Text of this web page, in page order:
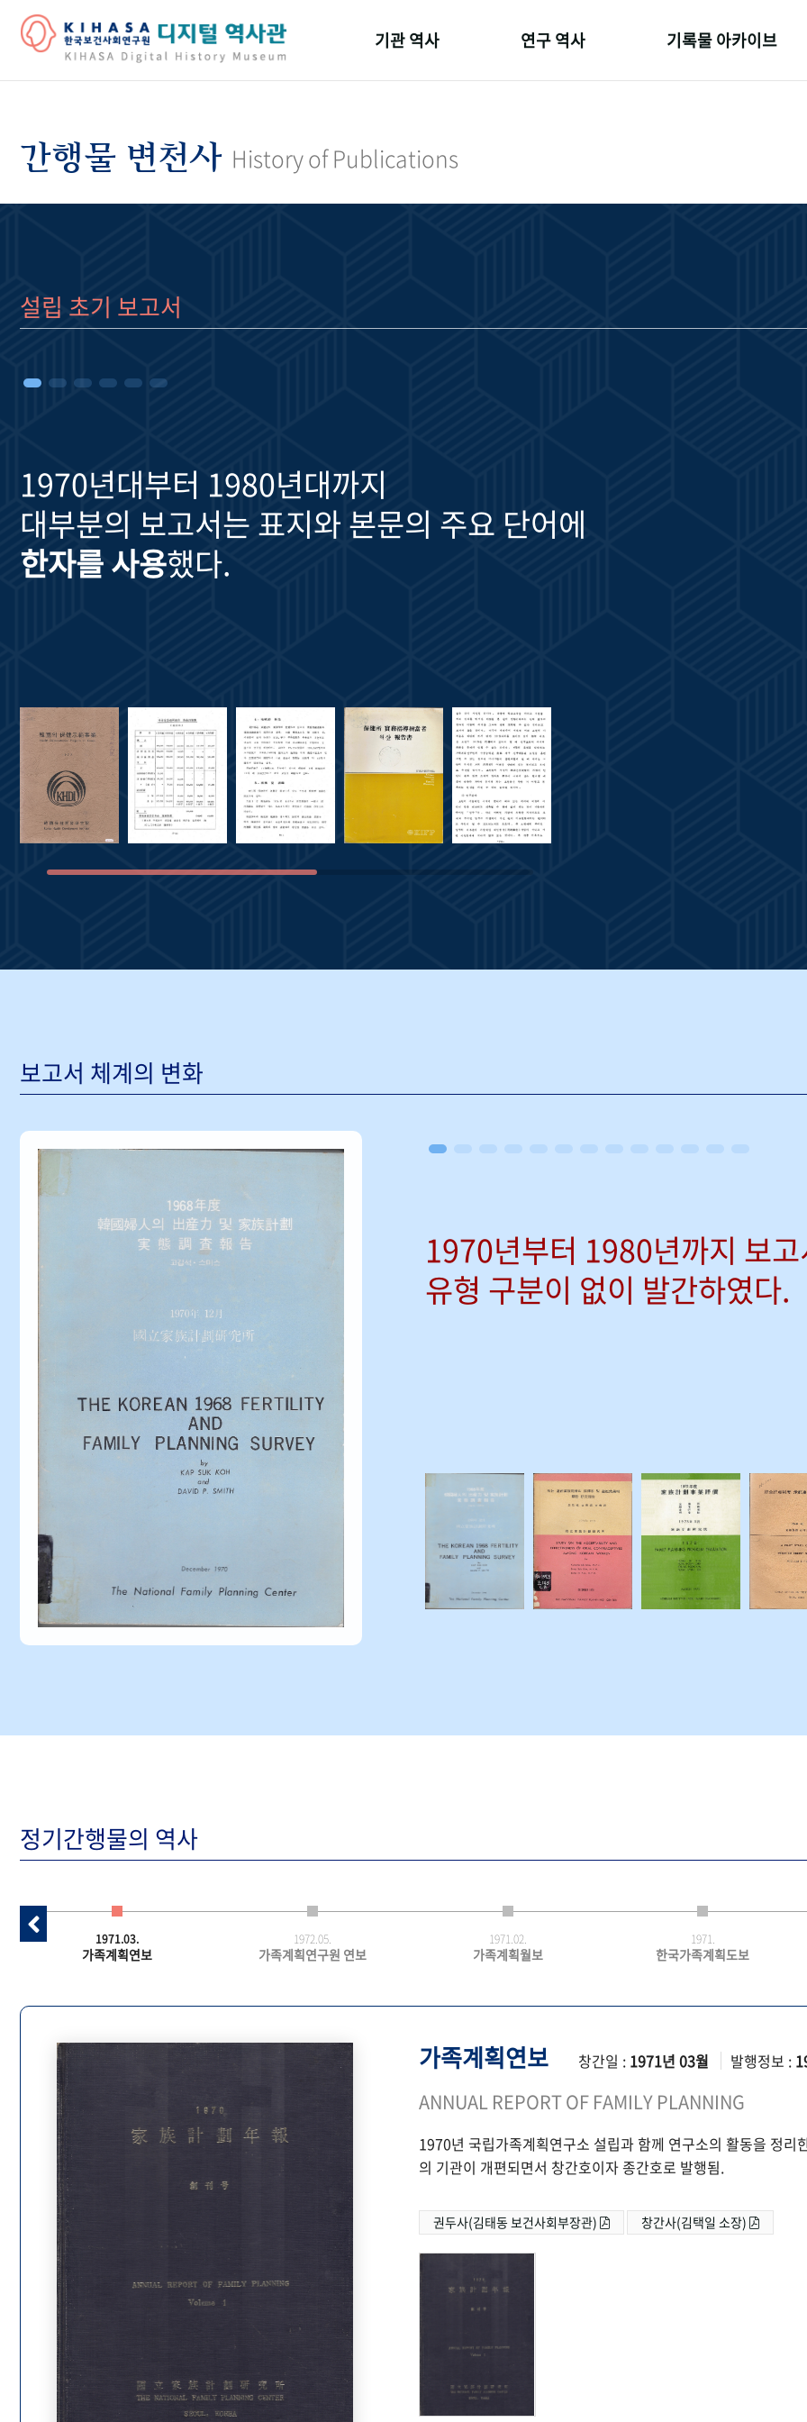
기관 역사
기관 변천사
연구 역사 기록물 아카이브
간행물 변천사 History of Publications
설립 초기 보고서
1970년대부터 1980년대까지
대부분의 보고서는 표지와 본문의 주요 단어에
한자를 사용했다.
보고서 체계의 변화
1970년부터 1980년까지 보
유형 구분이 없이 발간하였다.
정기간행물의 역사
1971.03.
가족계획연보
1972.05.
가족계획연구원 연보
1971.02.
가족계획월보
1971.
한국가족계획도보
가족계획연보 창간일 : 1971년 03월 발행정보 :
ANNUAL REPORT OF FAMILY PLANNING
1970년 국립가족계획연구소 설립과 함께 연구소의 활동을 정
의 기관이 개편되면서 창간호이자 종간호로 발행됨.
권두사(김태동 보건사회부장관) 창간사(김택일 소장)